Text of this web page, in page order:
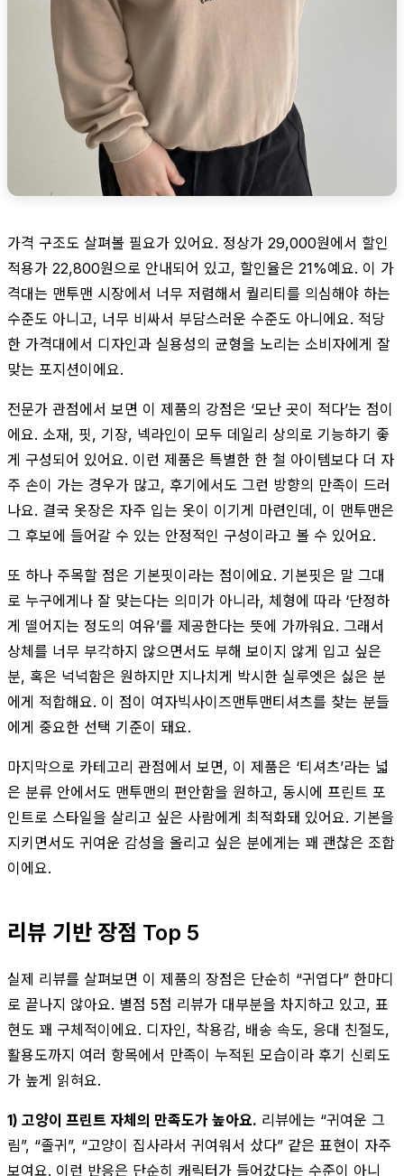
가격 구조도 살펴볼 필요가 있어요. 정상가 29,000원에서 할인
적용가 22,800원으로 안내되어 있고, 할인율은 21%예요. 이 가
격대는 맨투맨 시장에서 너무 저렴해서 퀄리티를 의심해야 하는
수준도 아니고, 너무 비싸서 부담스러운 수준도 아니에요. 적당
한 가격대에서 디자인과 실용성의 균형을 노리는 소비자에게 잘
맞는 포지션이에요.
전문가 관점에서 보면 이 제품의 강점은 ‘모난 곳이 적다’는 점이
에요. 소재, 핏, 기장, 넥라인이 모두 데일리 상의로 기능하기 좋
게 구성되어 있어요. 이런 제품은 특별한 한 철 아이템보다 더 자
주 손이 가는 경우가 많고, 후기에서도 그런 방향의 만족이 드러
나요. 결국 옷장은 자주 입는 옷이 이기게 마련인데, 이 맨투맨은
그 후보에 들어갈 수 있는 안정적인 구성이라고 볼 수 있어요.
또 하나 주목할 점은 기본핏이라는 점이에요. 기본핏은 말 그대
로 누구에게나 잘 맞는다는 의미가 아니라, 체형에 따라 ‘단정하
게 떨어지는 정도의 여유’를 제공한다는 뜻에 가까워요. 그래서
상체를 너무 부각하지 않으면서도 부해 보이지 않게 입고 싶은
분, 혹은 넉넉함은 원하지만 지나치게 박시한 실루엣은 싫은 분
에게 적합해요. 이 점이 여자빅사이즈맨투맨티셔츠를 찾는 분들
에게 중요한 선택 기준이 돼요.
마지막으로 카테고리 관점에서 보면, 이 제품은 ‘티셔츠’라는 넓
은 분류 안에서도 맨투맨의 편안함을 원하고, 동시에 프린트 포
인트로 스타일을 살리고 싶은 사람에게 최적화돼 있어요. 기본을
지키면서도 귀여운 감성을 올리고 싶은 분에게는 꽤 괜찮은 조합
이에요.
리뷰 기반 장점 Top 5
실제 리뷰를 살펴보면 이 제품의 장점은 단순히 “귀엽다” 한마디
로 끝나지 않아요. 별점 5점 리뷰가 대부분을 차지하고 있고, 표
현도 꽤 구체적이에요. 디자인, 착용감, 배송 속도, 응대 친절도,
활용도까지 여러 항목에서 만족이 누적된 모습이라 후기 신뢰도
가 높게 읽혀요.
1) 고양이 프린트 자체의 만족도가 높아요. 리뷰에는 “귀여운 그
림”, “졸귀”, “고양이 집사라서 귀여워서 샀다” 같은 표현이 자주
보여요. 이런 반응은 단순히 캐릭터가 들어갔다는 수준이 아니